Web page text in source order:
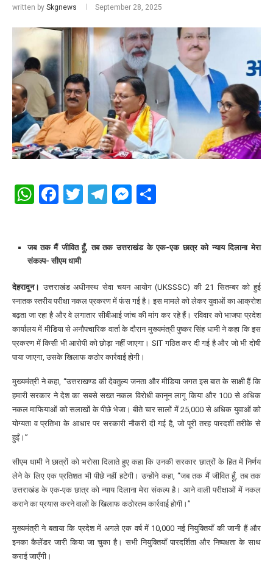
written by Skgnews September 28, 2025
WhatsApp
Facebook
Twitter
Telegram
Messenger
जब तक मैं जीवित हूँ, तब तक उत्तराखंड के एक-एक छात्र को न्याय दिलाना मेरा
संकल्प- सीएम धामी
देहरादून। उत्तराखंड अधीनस्थ सेवा चयन आयोग (UKSSSC) की 21 सितम्बर को हुई
स्नातक स्तरीय परीक्षा नकल प्रकरण में फंस गई है। इस मामले को लेकर युवाओं का आक्रोश
बढ़ता जा रहा है और वे लगातार सीबीआई जांच की मांग कर रहे हैं। रविवार को भाजपा प्रदेश
कार्यालय में मीडिया से अनौपचारिक वार्ता के दौरान मुख्यमंत्री पुष्कर सिंह धामी ने कहा कि इस
प्रकरण में किसी भी आरोपी को छोड़ा नहीं जाएगा। SIT गठित कर दी गई है और जो भी दोषी
पाया जाएगा, उसके खिलाफ कठोर कार्रवाई होगी।
मुख्यमंत्री ने कहा, “उत्तराखण्ड की देवतुल्य जनता और मीडिया जगत इस बात के साक्षी हैं कि
हमारी सरकार ने देश का सबसे सख्त नकल विरोधी कानून लागू किया और 100 से अधिक
नकल माफियाओं को सलाखों के पीछे भेजा। बीते चार सालों में 25,000 से अधिक युवाओं को
योग्यता व प्रतिभा के आधार पर सरकारी नौकरी दी गई है, जो पूरी तरह पारदर्शी तरीके से
हुईं।”
सीएम धामी ने छात्रों को भरोसा दिलाते हुए कहा कि उनकी सरकार छात्रों के हित में निर्णय
लेने के लिए एक प्रतिशत भी पीछे नहीं हटेगी। उन्होंने कहा, “जब तक मैं जीवित हूँ, तब तक
उत्तराखंड के एक-एक छात्र को न्याय दिलाना मेरा संकल्प है। आने वाली परीक्षाओं में नकल
कराने का प्रयास करने वालों के खिलाफ कठोरतम कार्रवाई होगी।”
मुख्यमंत्री ने बताया कि प्रदेश में अगले एक वर्ष में 10,000 नई नियुक्तियाँ की जानी हैं और
इनका कैलेंडर जारी किया जा चुका है। सभी नियुक्तियाँ पारदर्शिता और निष्पक्षता के साथ
कराई जाएँगी।